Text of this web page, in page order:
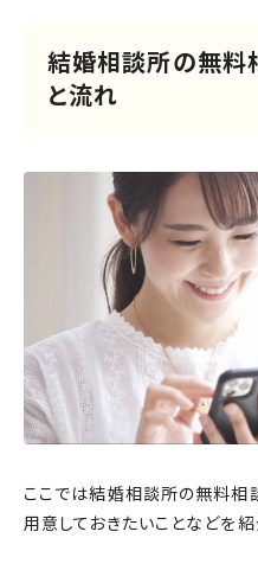
結婚相談所の無料
と流れ
ここでは結婚相談所の無料相
用意しておきたいことなどを紹